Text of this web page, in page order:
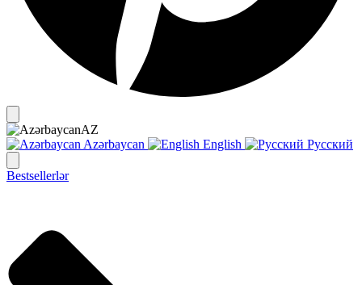
AZ
Azərbaycan
English Русский
Bestsellerlər